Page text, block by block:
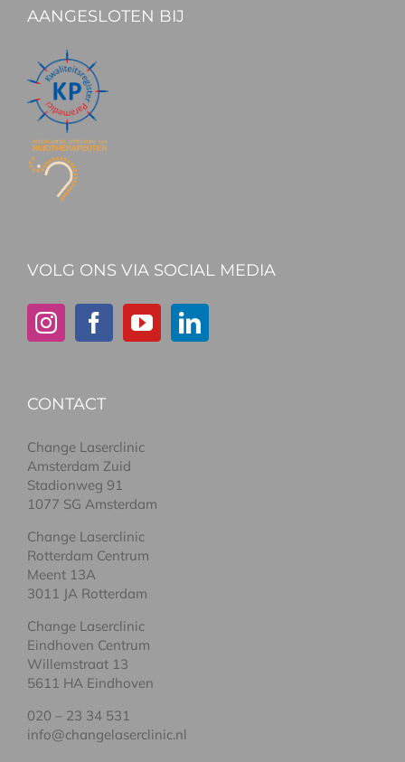
AANGESLOTEN BIJ
VOLG ONS VIA SOCIAL MEDIA
CONTACT
Change Laserclinic
Amsterdam Zuid
Stadionweg 91
1077 SG Amsterdam
Change Laserclinic
Rotterdam Centrum
Meent 13A
3011 JA Rotterdam
Change Laserclinic
Eindhoven Centrum
Willemstraat 13
5611 HA Eindhoven
020 – 23 34 531
info@changelaserclinic.nl